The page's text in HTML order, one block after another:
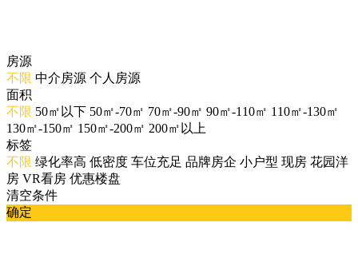
房源
不限 中介房源 个人房源
面积
不限 50㎡以下 50㎡-70㎡ 70㎡-90㎡ 90㎡-110㎡ 110㎡-130㎡
130㎡-150㎡ 150㎡-200㎡ 200㎡以上
标签
不限 绿化率高 低密度 车位充足 品牌房企 小户型 现房 花园洋
房 VR看房 优惠楼盘
清空条件
确定